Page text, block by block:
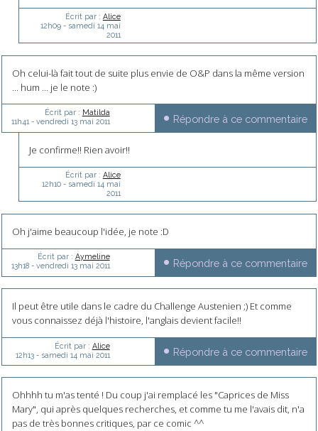
Écrit par : Alice
12h09- samedi 14 mai
2011
Oh celui-là fait tout de suite plus envie de O&P dans la même version
... hum ... je le note :)
Écrit par : Matilda
11h41 - vendredi 13 mai 2011 Répondre à ce commentaire
Je confirme!! Rien avoir!!
Écrit par : Alice
12h10- samedi 14 mai
2011
Oh j'aime beaucoup l'idée, je note :D
Écrit par : Aymeline
13h18- vendredi 13 mai 2011 Répondre à ce commentaire
Il peut être utile dans le cadre du Challenge Austenien ;) Et comme
vous connaissez déjà l'histoire, l'anglais devient facile!!
Écrit par : Alice
12h13- samedi 14 mai 2011 Répondre à ce commentaire
Ohhhh tu m'as tenté ! Du coup j'ai remplacé les "Caprices de Miss
Mary", qui après quelques recherches, et comme tu me l'avais dit, n'a
pas de très bonnes critiques, par ce comic ^^